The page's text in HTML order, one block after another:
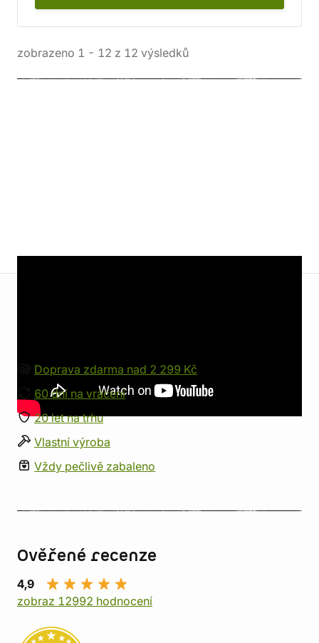
zobrazeno 1 - 12 z 12 výsledků
Doprava zdarma nad 2 299 Kč
60 dní na vrácení
20 let na trhu
Vlastní výroba
Vždy pečlivě zabaleno
Ověřené recenze
4,9
zobraz 12992 hodnocení